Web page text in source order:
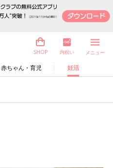
赤ちゃん・育児 妊活
SHOP 内祝い メニュー